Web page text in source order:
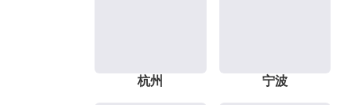
杭州 宁波